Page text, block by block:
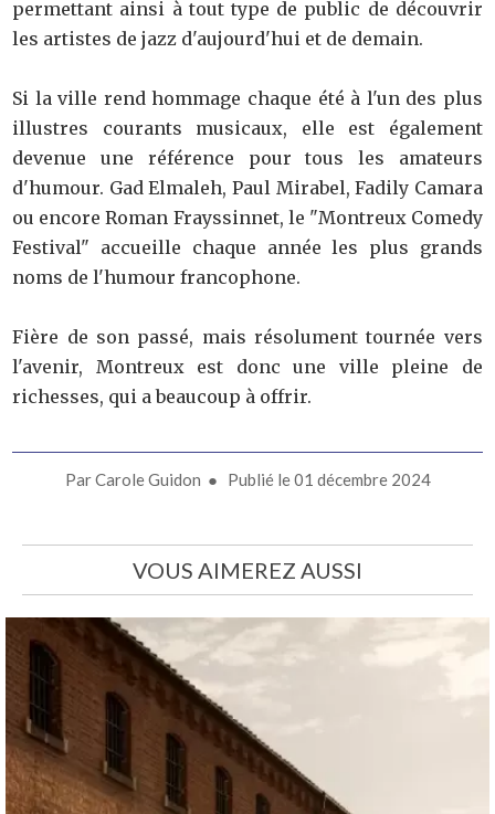
permettant ainsi à tout type de public de découvrir
les artistes de jazz d'aujourd'hui et de demain.
Si la ville rend hommage chaque été à l'un des plus
illustres courants musicaux, elle est également
devenue une référence pour tous les amateurs
d'humour. Gad Elmaleh, Paul Mirabel, Fadily Camara
ou encore Roman Frayssinnet, le "Montreux Comedy
Festival" accueille chaque année les plus grands
noms de l'humour francophone.
Fière de son passé, mais résolument tournée vers
l'avenir, Montreux est donc une ville pleine de
richesses, qui a beaucoup à offrir.
ParCarole Guidon ● Publié le01 décembre 2024
VOUS AIMEREZ AUSSI